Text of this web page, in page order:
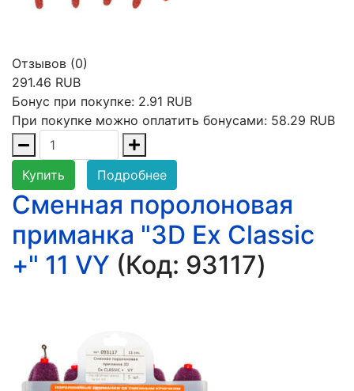
Отзывов (0)
291.46 RUB
Бонус при покупке: 2.91 RUB
При покупке можно оплатить бонусами: 58.29 RUB
Купить Подробнее
Сменная поролоновая
приманка "3D Ex Classic
+" 11 VY (Код: 93117)